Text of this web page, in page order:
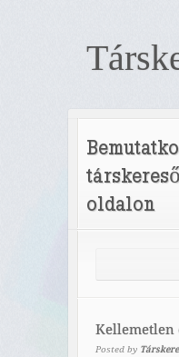
társkereső
oldalon
Kellemetlen
Posted by